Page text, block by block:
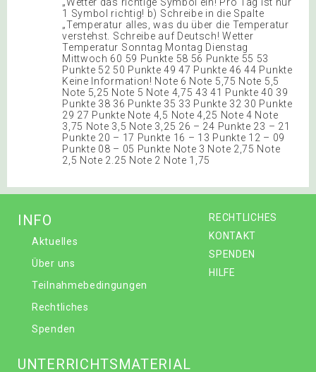
1 Symbol richtig! b) Schreibe in die Spalte
„Temperatur alles, was du über die Temperatur
verstehst. Schreibe auf Deutsch! Wetter
Temperatur Sonntag Montag Dienstag
Mittwoch 60 59 Punkte 58 56 Punkte 55 53
Punkte 52 50 Punkte 49 47 Punkte 46 44 Punkte
Keine Information! Note 6 Note 5,75 Note 5,5
Note 5,25 Note 5 Note 4,75 43 41 Punkte 40 39
Punkte 38 36 Punkte 35 33 Punkte 32 30 Punkte
29 27 Punkte Note 4,5 Note 4,25 Note 4 Note
3,75 Note 3,5 Note 3,25 26 – 24 Punkte 23 – 21
Punkte 20 – 17 Punkte 16 – 13 Punkte 12 – 09
Punkte 08 – 05 Punkte Note 3 Note 2,75 Note
2,5 Note 2.25 Note 2 Note 1,75
RECHTLICHES
KONTAKT
SPENDEN
HILFE
INFO
Aktuelles
Über uns
Teilnahmebedingungen
Rechtliches
Spenden
UNTERRICHTSMATERIAL